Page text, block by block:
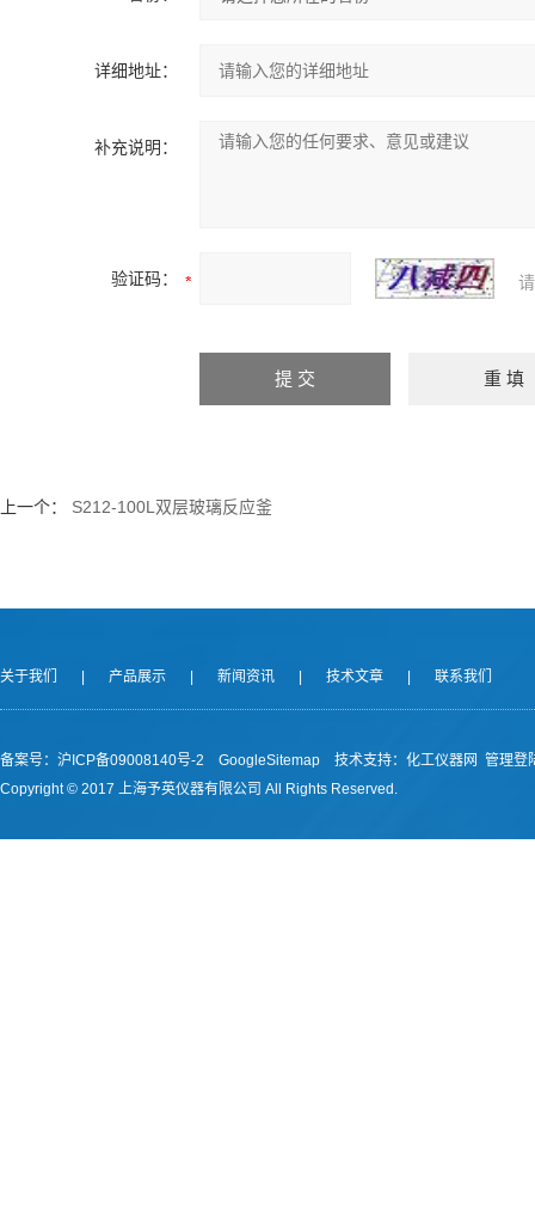
详细地址：
补充说明：
验证码：
上一个： S212-100L双层玻璃反应釜
关于我们 产品展示 新闻资讯 技术文章 联系我们
备案号：沪ICP备09008140号-2 GoogleSitemap 技术支持： 化工仪器网 管理登
Copyright © 2017 上海予英仪器有限公司 All Rights Reserved.